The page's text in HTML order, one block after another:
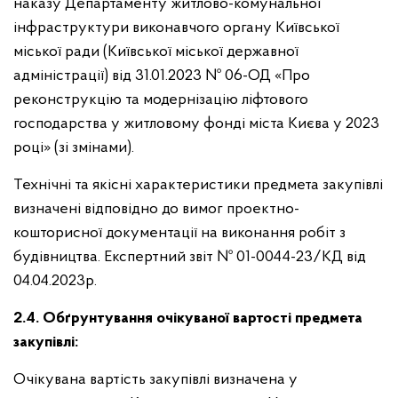
наказу Департаменту житлово-комунальної
інфраструктури виконавчого органу Київської
міської ради (Київської міської державної
адміністрації) від 31.01.2023 № 06-ОД «Про
реконструкцію та модернізацію ліфтового
господарства у житловому фонді міста Києва у 2023
році» (зі змінами).
Технічні та якісні характеристики предмета закупівлі
визначені відповідно до вимог проектно-
кошторисної документації на виконання робіт з
будівництва. Експертний звіт № 01-0044-23/КД від
04.04.2023р.
2.4. Обґрунтування очікуваної вартості предмета
закупівлі:
Очікувана вартість закупівлі визначена у